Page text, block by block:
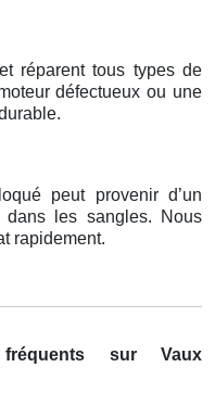
réparent tous types de
défectueux ou une
peut provenir d’un
dans les sangles. Nous
rapidement.
sur Vaux